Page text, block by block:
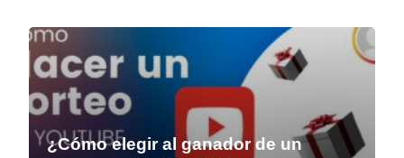
¿Cómo elegir al ganador de un